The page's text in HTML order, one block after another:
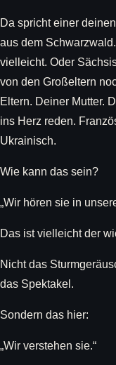
Da spricht einer
aus dem
vielleicht. Oder
von den Großeltern
Eltern. Deiner Mutter.
ins Herz reden.
Ukrainisch.
Wie kann das sein?
„Wir hören sie in
Das ist vielleicht der
Nicht das
das Spektakel.
Sondern das hier:
„Wir verstehen sie.“